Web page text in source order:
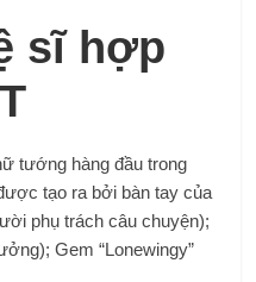
sĩ hợp
tướng hàng đầu trong
tạo ra bởi bàn tay của
phụ trách câu chuyện);
Gem “Lonewingy”